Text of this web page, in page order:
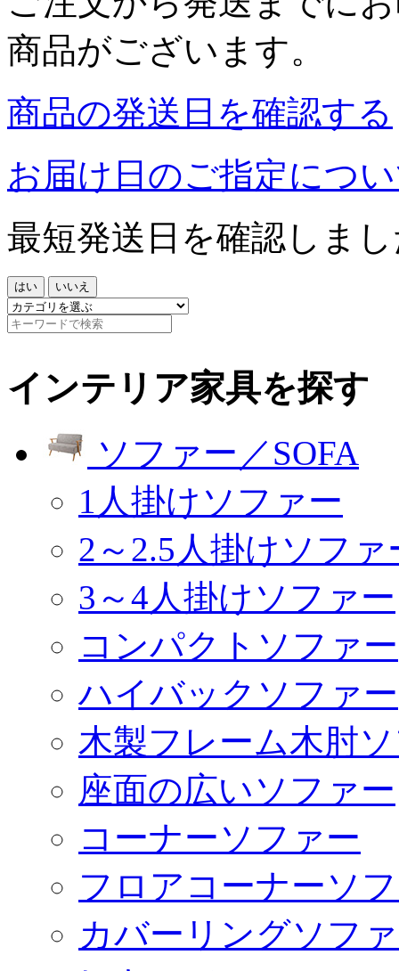
商品がございます。
商品の発送日を確認する
お届け日のご指定につ
最短発送日を確認しま
はい いいえ
インテリア家具を探す
ソファー／SOFA
1人掛けソファー
2～2.5人掛けソファ
3～4人掛けソファー
コンパクトソファー
ハイバックソファー
木製フレーム木肘
座面の広いソファー
コーナーソファー
フロアコーナーソ
カバーリングソフ